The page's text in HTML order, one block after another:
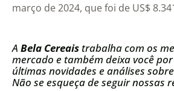
março de 2024, que foi de US$
A Bela Cereais trabalha com os
mercado e também deixa você
últimas novidades e análises
Não se esqueça de seguir nossas